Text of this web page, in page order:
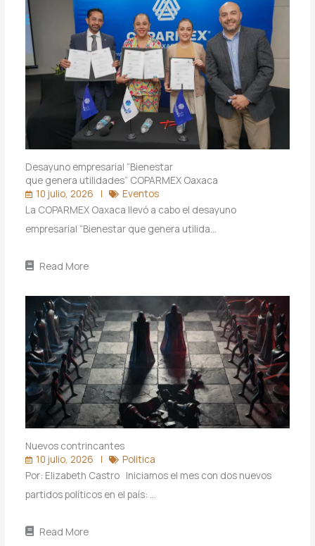
Desayuno empresarial “Bienestar
que genera utilidades” COPARMEX Oaxaca
10 julio, 2026
Eventos
La COPARMEX Oaxaca llevó a cabo el desayuno
empresarial “Bienestar que genera utilida…
Read More
Nuevos contrincantes
10 julio, 2026
Politica
Por: Elizabeth Castro Iniciamos el mes con dos nuevos
partidos políticos en el país: …
Read More